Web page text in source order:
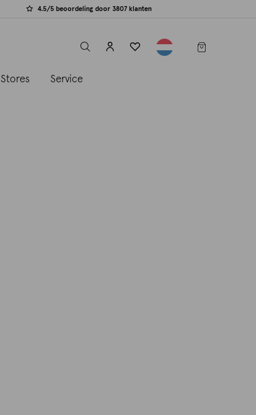
4.5/5 beoordeling door 3807 klanten
label.header.toggle
Stores Service